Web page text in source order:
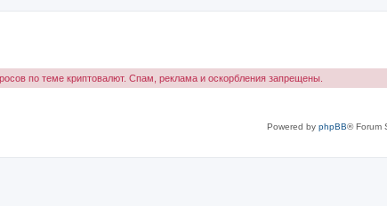
по теме криптовалют. Спам, реклама и оскорбления запрещены.
Powered by phpBB® Forum